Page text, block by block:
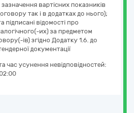
вартісних показників
так і в додатках до нього);
підписані відомості про
их) за предметом
ів) згідно Додатку 1.6. до
документації
час усунення невідповідностей: